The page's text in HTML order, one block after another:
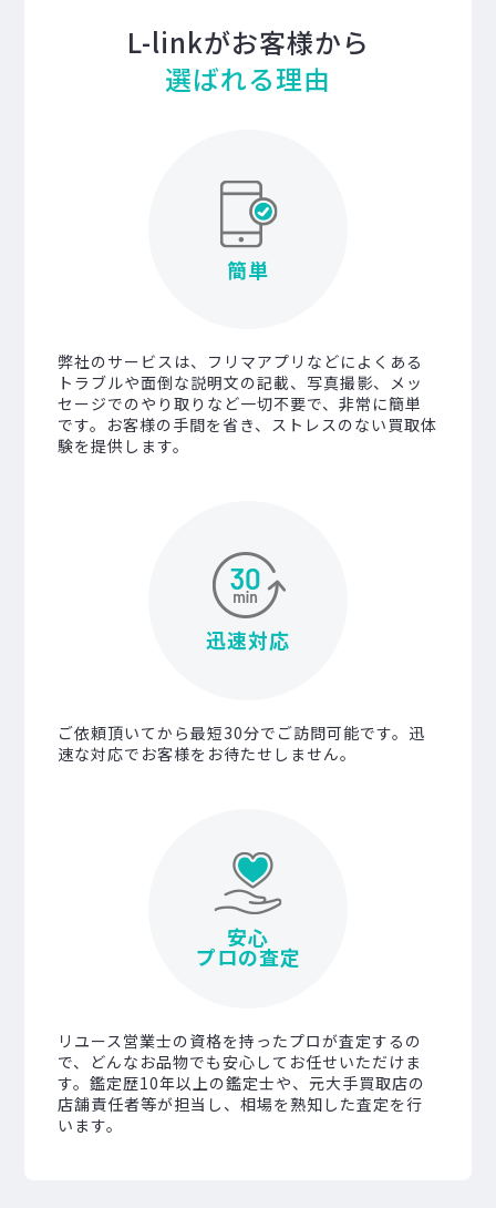
L-linkがお客様から
選ばれる理由
簡単
弊社のサービスは、フリマアプリなどによくある
トラブルや面倒な説明文の記載、写真撮影、メッ
セージでのやり取りなど一切不要で、非常に簡単
です。お客様の手間を省き、ストレスのない買取体
験を提供します。
迅速対応
ご依頼頂いてから最短30分でご訪問可能です。迅
速な対応でお客様をお待たせしません。
安心
プロの査定
リユース営業士の資格を持ったプロが査定するの
で、どんなお品物でも安心してお任せいただけま
す。鑑定歴10年以上の鑑定士や、元大手買取店の
店舗責任者等が担当し、相場を熟知した査定を行
います。